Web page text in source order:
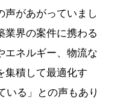
声があがっていまし
業界の案件に携わる
エネルギー、物流な
集積して最適化す
いる」との声もあり